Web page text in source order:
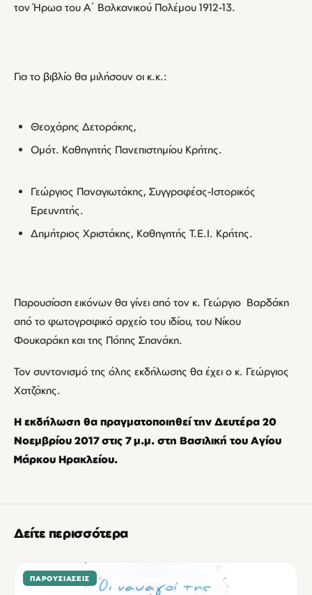
τον Ήρωα του Α΄ Βαλκανικού Πολέμου 1912-13.
Για το βιβλίο θα μιλήσουν οι κ.κ.:
Θεοχάρης Δετοράκης,
Ομότ. Καθηγητής Πανεπιστημίου Κρήτης.
Γεώργιος Παναγιωτάκης, Συγγραφέας-Ιστορικός
Ερευνητής.
Δημήτριος Χριστάκης, Καθηγητής Τ.Ε.Ι. Κρήτης.
Παρουσίαση εικόνων θα γίνει από τον κ. Γεώργιο Βαρδάκη
από το φωτογραφικό αρχείο του ιδίου, του Νίκου
Φουκαράκη και της Πόπης Σπανάκη.
Τον συντονισμό της όλης εκδήλωσης θα έχει ο κ. Γεώργιος
Χατζάκης.
Η εκδήλωση θα πραγματοποιηθεί την Δευτέρα 20
Νοεμβρίου 2017 στις 7 μ.μ. στη Βασιλική του Αγίου
Μάρκου Ηρακλείου.
Δείτε περισσότερα
ΠΑΡΟΥΣΙΆΣΕΙΣ